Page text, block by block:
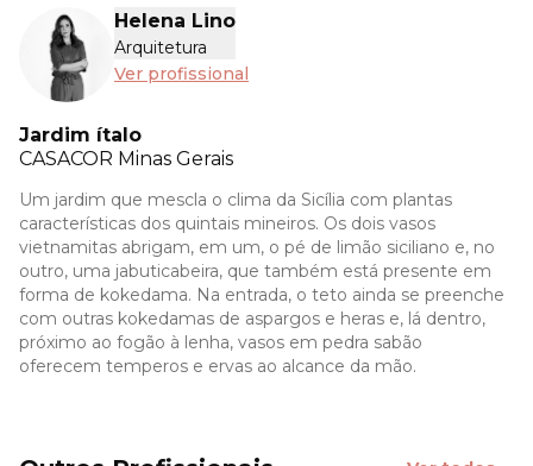
Helena Lino
Arquitetura
Ver profissional
Jardim ítalo
CASACOR Minas Gerais
Um jardim que mescla o clima da Sicília com plantas
características dos quintais mineiros. Os dois vasos
vietnamitas abrigam, em um, o pé de limão siciliano e, no
outro, uma jabuticabeira, que também está presente em
forma de kokedama. Na entrada, o teto ainda se preenche
com outras kokedamas de aspargos e heras e, lá dentro,
próximo ao fogão à lenha, vasos em pedra sabão
oferecem temperos e ervas ao alcance da mão.